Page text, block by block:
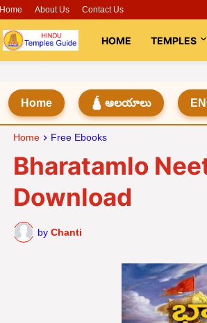
Home About Us Contact Us
HOME TEMPLES
Home 🛕 ఆలయాలు
Home Free Ebooks
Bharatamlo
Download
by Chanti